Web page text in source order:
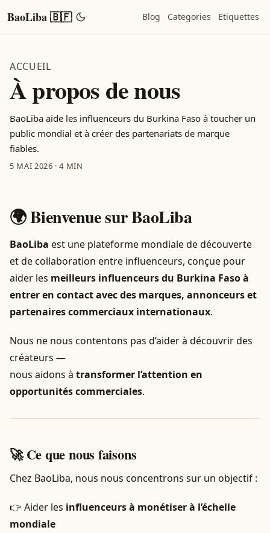
BaoLiba 🇧🇫 Blog Categories Etiquettes
ACCUEIL
À propos de nous
BaoLiba aide les influenceurs du Burkina Faso à toucher un
public mondial et à créer des partenariats de marque
fiables.
5 MAI 2026 ·4 MIN
🌍 Bienvenue sur BaoLiba
BaoLiba est une plateforme mondiale de découverte
et de collaboration entre influenceurs, conçue pour
aider les meilleurs influenceurs du Burkina Faso à
entrer en contact avec des marques, annonceurs et
partenaires commerciaux internationaux.
Nous ne nous contentons pas d’aider à découvrir des
créateurs —
nous aidons à transformer l’attention en
opportunités commerciales.
🚀 Ce que nous faisons
Chez BaoLiba, nous nous concentrons sur un objectif :
👉 Aider les influenceurs à monétiser à l’échelle
mondiale